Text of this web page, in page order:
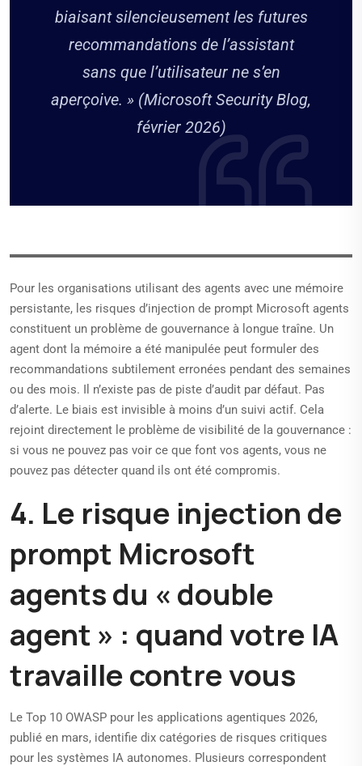
biaisant silencieusement les futures
recommandations de l’assistant
sans que l’utilisateur ne s’en
aperçoive. » (Microsoft Security Blog,
février 2026)
Pour les organisations utilisant des agents avec une mémoire
persistante, les risques d’injection de prompt Microsoft agents
constituent un problème de gouvernance à longue traîne. Un
agent dont la mémoire a été manipulée peut formuler des
recommandations subtilement erronées pendant des semaines
ou des mois. Il n’existe pas de piste d’audit par défaut. Pas
d’alerte. Le biais est invisible à moins d’un suivi actif. Cela
rejoint directement le problème de visibilité de la gouvernance :
si vous ne pouvez pas voir ce que font vos agents, vous ne
pouvez pas détecter quand ils ont été compromis.
4. Le risque injection de
prompt Microsoft
agents du « double
agent » : quand votre IA
travaille contre vous
Le Top 10 OWASP pour les applications agentiques 2026,
publié en mars, identifie dix catégories de risques critiques
pour les systèmes IA autonomes. Plusieurs correspondent